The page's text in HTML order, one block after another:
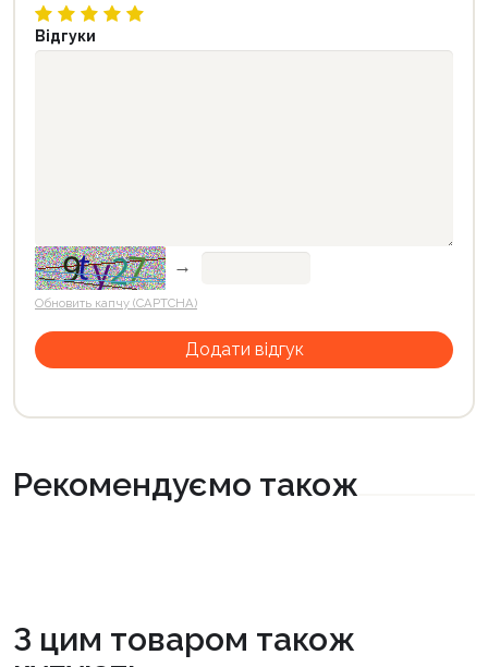
Відгуки
→
Обновить капчу (CAPTCHA)
Рекомендуємо також
З цим товаром також